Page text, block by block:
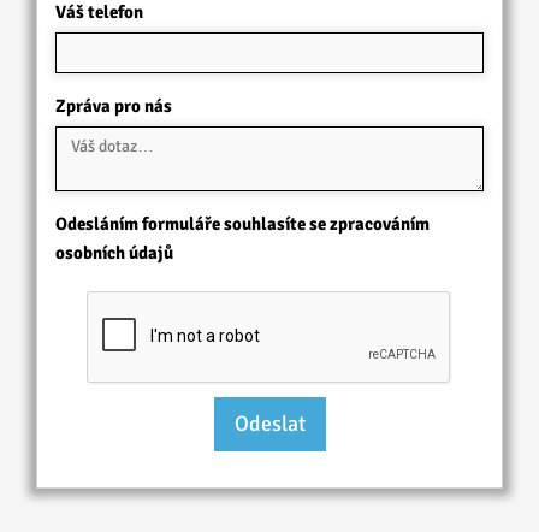
Váš telefon
Zpráva pro nás
Odesláním formuláře souhlasíte se zpracováním
osobních údajů